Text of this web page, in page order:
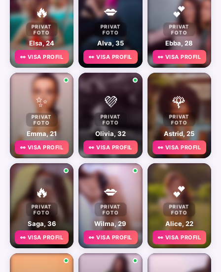
🔥
PRIVAT
FOTO
Elsa, 24
👀 VISA PROFIL
💋
PRIVAT
FOTO
Alva, 35
👀 VISA PROFIL
💕
PRIVAT
FOTO
Ebba, 28
👀 VISA PROFIL
✨
PRIVAT
FOTO
Emma, 21
👀 VISA PROFIL
💜
PRIVAT
FOTO
Olivia, 32
👀 VISA PROFIL
🌹
PRIVAT
FOTO
Astrid, 25
👀 VISA PROFIL
🔥
PRIVAT
FOTO
Saga, 36
👀 VISA PROFIL
💋
PRIVAT
FOTO
Wilma, 29
👀 VISA PROFIL
💕
PRIVAT
FOTO
Alice, 22
👀 VISA PROFIL